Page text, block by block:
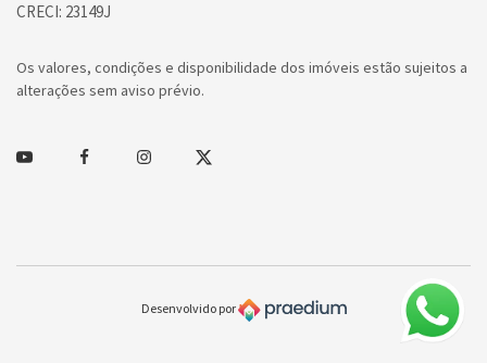
CRECI: 23149J
Os valores, condições e disponibilidade dos imóveis estão sujeitos a
alterações sem aviso prévio.
Youtube FacebookInstagramTwitter
Desenvolvido por